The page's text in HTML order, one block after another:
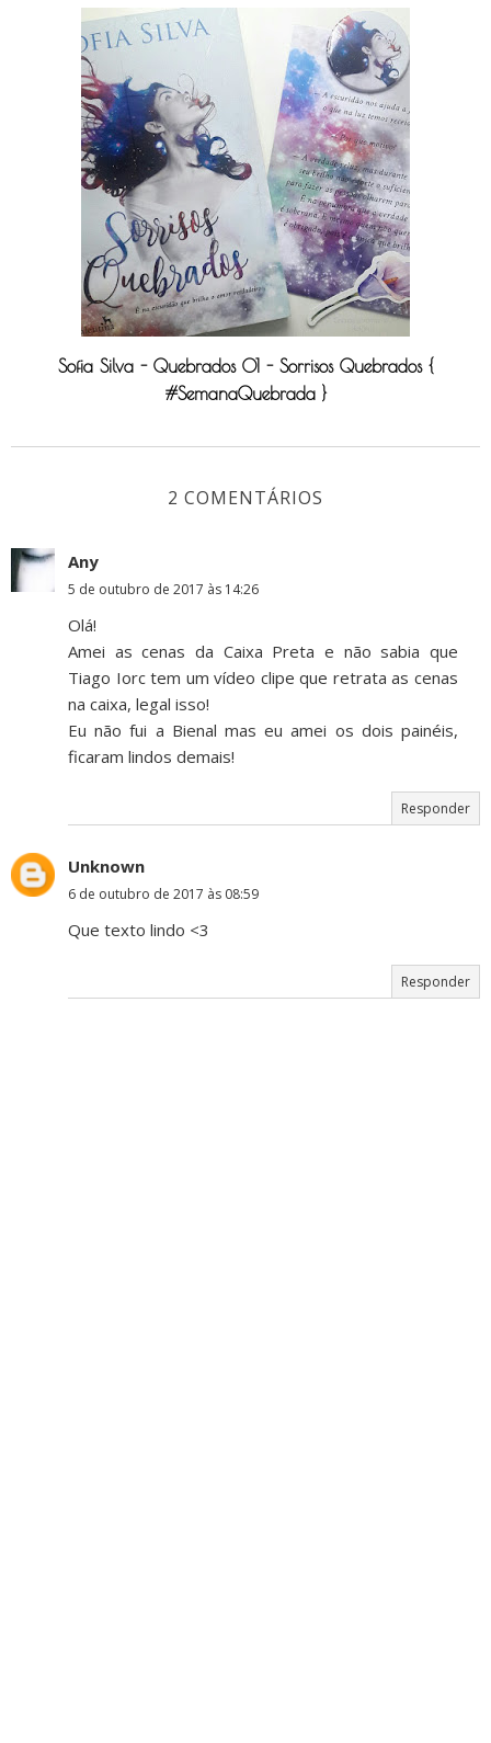
Sofia Silva - Quebrados 01 - Sorrisos Quebrados {
#SemanaQuebrada }
2 COMENTÁRIOS
Any
5 de outubro de 2017 às 14:26
Olá!
Amei as cenas da Caixa Preta e não sabia que
Tiago Iorc tem um vídeo clipe que retrata as cenas
na caixa, legal isso!
Eu não fui a Bienal mas eu amei os dois painéis,
ficaram lindos demais!
Responder
Unknown
6 de outubro de 2017 às 08:59
Que texto lindo <3
Responder